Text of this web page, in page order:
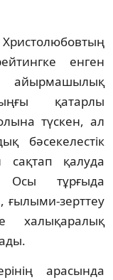
енген
айырмашылық
қатарлы
түскен, ал
бәсекелестік
қалуда
Осы тұрғыда
зерттеу
халықаралық
арасында